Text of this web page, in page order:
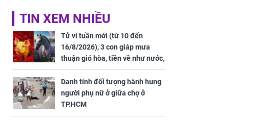
Giá vàng hôm nay,
ngày 8/8/2026: Tăng
vọt lên 144 triệu
đồng/lượng
'Bách Hoa Sát' vừa kết
thúc, Mạnh Tử Nghĩa
đã vướng tranh luận
TIN XEM NHIỀU
Tử vi tuần mới (từ 10 đến
16/8/2026), 3 con giáp mưa
thuận gió hòa, tiền về như nước,
bạc vàng dư dả, Phú Quý Vinh
Hoa, vận trình khai sáng
Danh tính đối tượng hành hung
người phụ nữ ở giữa chợ ở
TP.HCM